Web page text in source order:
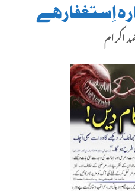
اِستغفار ہے
اکرام